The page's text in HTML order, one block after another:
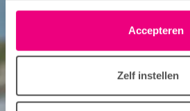
moment wijzigen of intrekken via
linksonder elke pagina. De lijst met
in het tabblad “details”.
Accepteren
Zelf instellen